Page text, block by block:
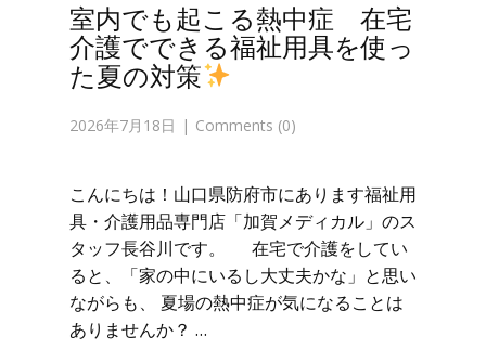
室内でも起こる熱中症 在宅
介護でできる福祉用具を使っ
た夏の対策
2026年7月18日 Comments (0)
こんにちは！山口県防府市にあります福祉用
具・介護用品専門店「加賀メディカル」のス
タッフ長谷川です。 在宅で介護をしてい
ると、「家の中にいるし大丈夫かな」と思い
ながらも、 夏場の熱中症が気になることは
ありませんか？ …